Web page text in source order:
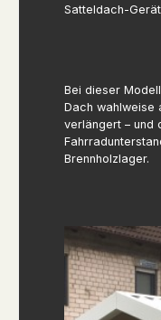
Satteldach-
Bei dieser
Dach wahlweise
verlängert – und
Brennholzlager.